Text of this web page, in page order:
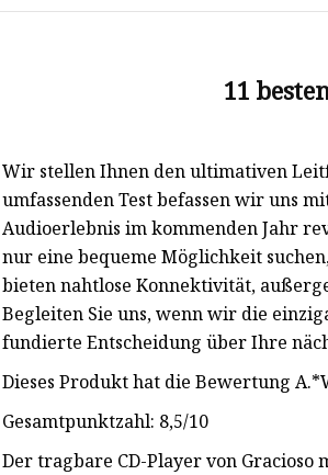
Autositz
Autouhr
Autovorhang
11
Wir stellen Ihnen den ultimativen
umfassenden Test befassen wir uns
Audioerlebnis im kommenden Jahr
nur eine bequeme Möglichkeit
bieten nahtlose Konnektivität,
Begleiten Sie uns, wenn wir die
fundierte Entscheidung über Ihre
Dieses Produkt hat die Bewertung
Gesamtpunktzahl: 8,5/10
Der tragbare CD-Player von